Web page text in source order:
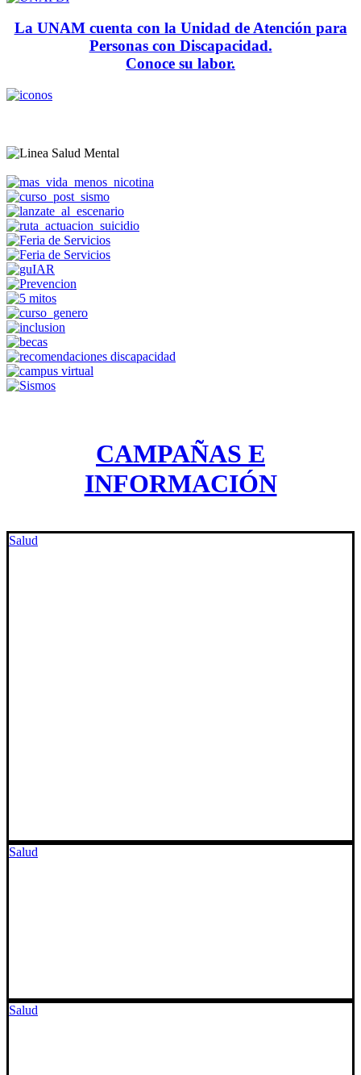
La UNAM cuenta con la Unidad de Atención para
Personas con Discapacidad.
Conoce su labor.
CAMPAÑAS E
INFORMACIÓN
Salud
Salud
Salud